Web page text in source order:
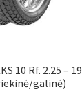
10 Rf. 2.25 – 19
galinė)